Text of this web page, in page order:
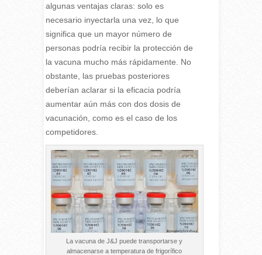
algunas ventajas claras: solo es
necesario inyectarla una vez, lo que
significa que un mayor número de
personas podría recibir la protección de
la vacuna mucho más rápidamente. No
obstante, las pruebas posteriores
deberían aclarar si la eficacia podría
aumentar aún más con dos dosis de
vacunación, como es el caso de los
competidores.
La vacuna de J&J puede transportarse y
almacenarse a temperatura de frigorífico